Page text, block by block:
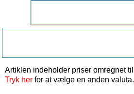
Artiklen indeholder priser omregnet til
Tryk her for at vælge en anden valuta.